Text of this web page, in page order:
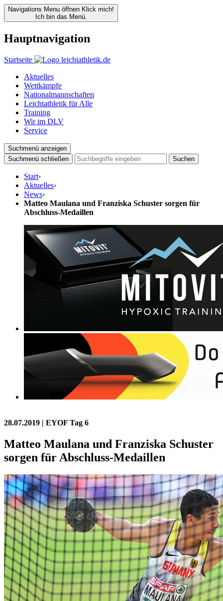
Navigations Menu öffnen Klick mich!
Ich bin das Menü.
Hauptnavigation
Startseite
Aktuelles
Wettkämpfe
Nationalmannschaften
Leichtathletik für Alle
Training
Wir im DLV
Service
Suchmenü anzeigen
Suchmenü schließen
Suchen
Start›
Aktuelles›
News›
Matteo Maulana und Franziska Schuster sorgen für
Abschluss-Medaillen
28.07.2019 | EYOF Tag 6
Matteo Maulana und Franziska Schuster
sorgen für Abschluss-Medaillen